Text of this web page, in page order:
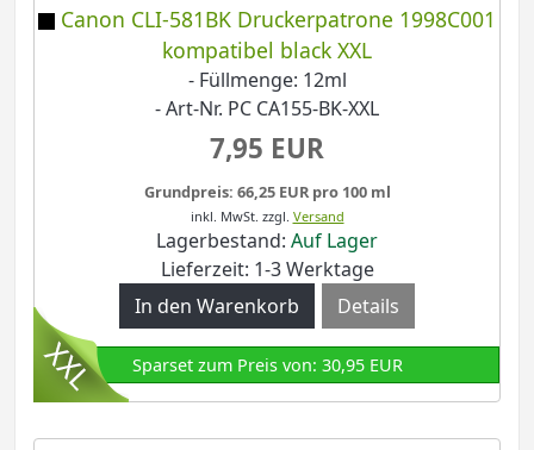
Canon CLI-581BK Druckerpatrone 1998C001
kompatibel black XXL
- Füllmenge: 12ml
- Art-Nr. PC CA155-BK-XXL
7,95 EUR
Grundpreis: 66,25 EUR pro 100 ml
inkl. MwSt. zzgl. Versand
Lagerbestand: Auf Lager
Lieferzeit: 1-3 Werktage
Details
Sparset zum Preis von: 30,95 EUR